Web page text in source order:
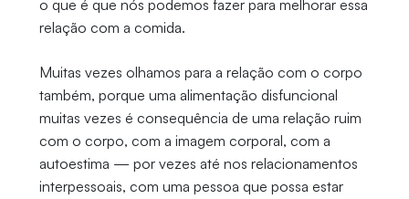
o que é que nós podemos fazer para melhorar essa
relação com a comida.
Muitas vezes olhamos para a relação com o corpo
também, porque uma alimentação disfuncional
muitas vezes é consequência de uma relação ruim
com o corpo, com a imagem corporal, com a
autoestima — por vezes até nos relacionamentos
interpessoais, com uma pessoa que possa estar